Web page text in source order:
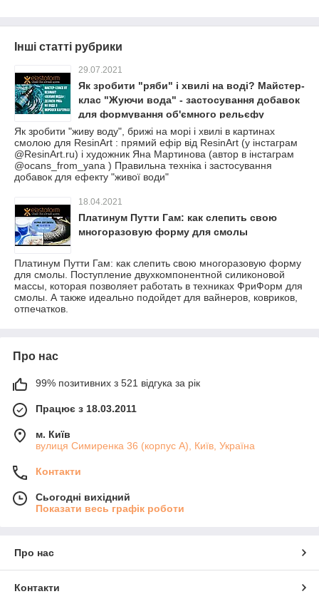
Інші статті рубрики
29.07.2021
Як зробити "ряби" і хвилі на воді? Майстер-
клас "Жуючи вода" - застосування добавок
для формування об'ємного рельєфу
Як зробити "живу воду", брижі на морі і хвилі в картинах
смолою для ResinArt : прямий ефір від ResinArt (у інстаграм
@ResinArt.ru) і художник Яна Мартинова (автор в інстаграм
@ocans_from_yana ) Правильна техніка і застосування
добавок для ефекту "живої води"
18.04.2021
Платинум Путти Гам: как слепить свою
многоразовую форму для смолы
Платинум Путти Гам: как слепить свою многоразовую форму
для смолы. Поступление двухкомпонентной силиконовой
массы, которая позволяет работать в техниках ФриФорм для
смолы. А также идеально подойдет для вайнеров, ковриков,
отпечатков.
Про нас
99% позитивних з 521 відгука за рік
Працює з 18.03.2011
м. Київ
вулиця Симиренка 36 (корпус А), Київ, Україна
Контакти
Сьогодні вихідний
Показати весь графік роботи
Про нас
Контакти